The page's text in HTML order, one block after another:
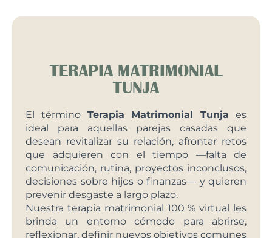
TERAPIA MATRIMONIAL
TUNJA
El término Terapia Matrimonial Tunja es
ideal para aquellas parejas casadas que
desean revitalizar su relación, afrontar retos
que adquieren con el tiempo —falta de
comunicación, rutina, proyectos inconclusos,
decisiones sobre hijos o finanzas— y quieren
prevenir desgaste a largo plazo.
Nuestra terapia matrimonial 100 % virtual les
brinda un entorno cómodo para abrirse,
reflexionar, definir nuevos objetivos comunes